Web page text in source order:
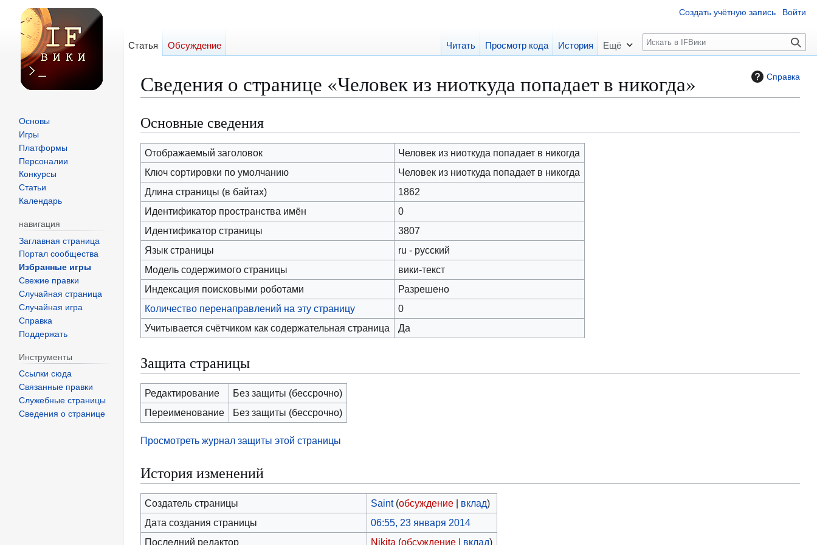
Справка
Сведения о странице «Человек из ниоткуда попадает в никогда»
Перейти
к
навигации
Перейти
к
поиску
Основные сведения
Отображаемый заголовок
Человек из ниоткуда попадает в никогда
Ключ сортировки по умолчанию
Человек из ниоткуда попадает в никогда
Длина страницы (в байтах)
1862
Идентификатор пространства имён
0
Идентификатор страницы
3807
Язык страницы
ru - русский
Модель содержимого страницы
вики-текст
Индексация поисковыми роботами
Разрешено
Количество перенаправлений на эту страницу
0
Учитывается счётчиком как содержательная страница
Да
Защита страницы
Редактирование
Без защиты (бессрочно)
Переименование
Без защиты (бессрочно)
Просмотреть журнал защиты этой страницы
История изменений
Создатель страницы Saint (обсуждение | вклад)
Дата создания страницы
06:55, 23 января 2014
Последний редактор
Nikita (обсуждение | вклад)
Создать учётную запись Войти
Статья Обсуждение Читать Просмотр кода История Ещё
П
о
с
к
Основы
Игры
Платформы
Персоналии
Конкурсы
Статьи
Календарь
навигация
Заглавная страница
Портал сообщества
Избранные игры
Свежие правки
Случайная страница
Случайная игра
Справка
Поддержать
Инструменты
Ссылки сюда
Связанные правки
Служебные страницы
Сведения о странице